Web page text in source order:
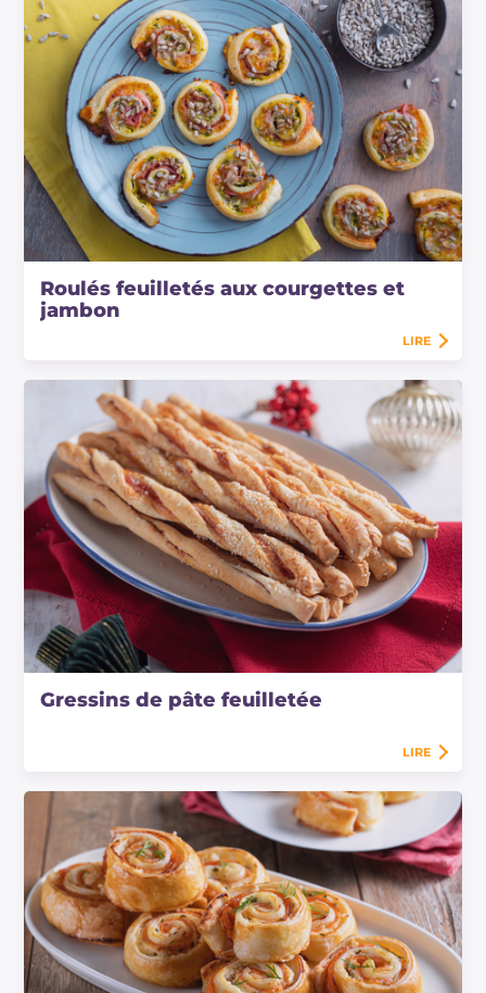
Roulés feuilletés aux courgettes et
jambon
LIRE
Gressins de pâte feuilletée
LIRE